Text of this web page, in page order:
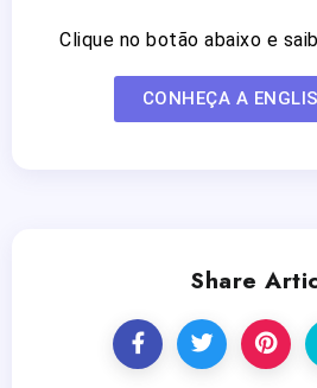
Clique no botão abaixo e
CONHEÇA A
Share